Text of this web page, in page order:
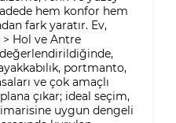
hem konfor hem
fark yaratır. Ev,
Hol ve Antre
portmanto,
ve çok amaçlı
çıkar; ideal seçim,
uygun dengeli